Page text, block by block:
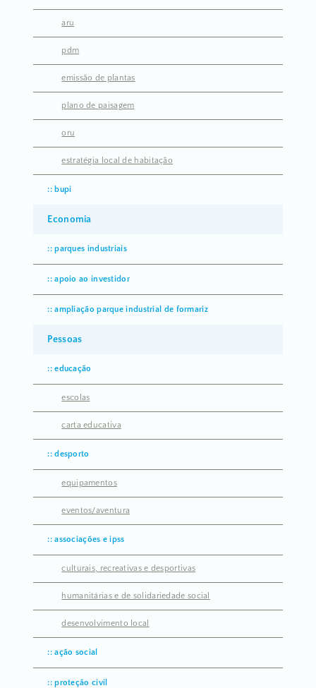
aru
pdm
emissão de plantas
plano de paisagem
oru
estratégia local de habitação
bupi
Economia
parques industriais
apoio ao investidor
ampliação parque industrial de formariz
Pessoas
educação
escolas
carta educativa
desporto
equipamentos
eventos/aventura
associações e ipss
culturais, recreativas e desportivas
humanitárias e de solidariedade social
desenvolvimento local
ação social
proteção civil